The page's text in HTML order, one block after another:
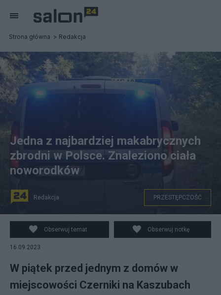
Strona główna Redakcja
Zdjęcie ilustracyjne. Fot. Twitter/Polska Policja
Jedna z najbardziej makabrycznych
zbrodni w Polsce. Znaleziono ciała
noworodków
Redakcja PRZESTĘPCZOŚĆ
Obserwuj temat Obserwuj notkę
16.09.2023
W piątek przed jednym z domów w
miejscowości Czerniki na Kaszubach